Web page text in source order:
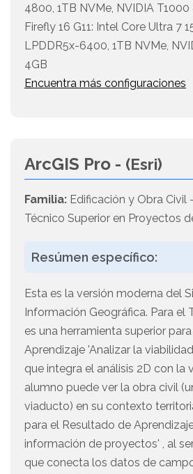
4800, 1TB NVMe, NVIDIA
Firefly 16 G11: Intel Core Ultra 7
LPDDR5x-6400, 1TB NVMe,
4GB
Encuentra más configuraciones
ArcGIS Pro - (Esri)
Familia: Edificación y Obra Civil -
Técnico Superior en Proyectos
Resúmen específico:
Esta es la versión moderna del
Información Geográfica. Para el
es una herramienta superior
Aprendizaje 'Analizar la
que integra el análisis 2D con la
alumno puede ver la obra civil
viaducto) en su contexto
para el Resultado de
información de proyectos' , al
que conecta los datos de